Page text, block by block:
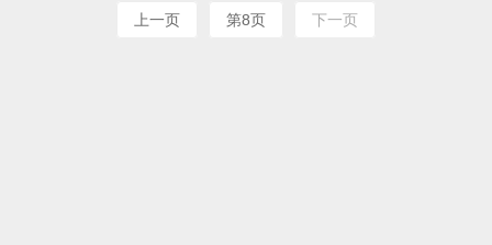
上一页 第8页 下一页